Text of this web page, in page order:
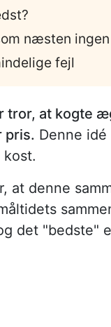
næsten
fejl
tror, at kogte
pris. Denne
kost.
at denne
det "bedste"